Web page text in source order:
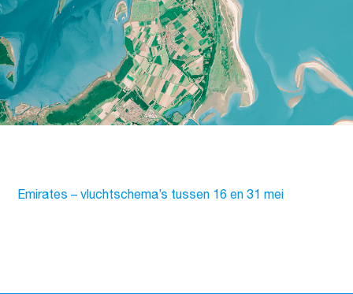
Emirates – vluchtschema’s tussen 16 en 31 mei